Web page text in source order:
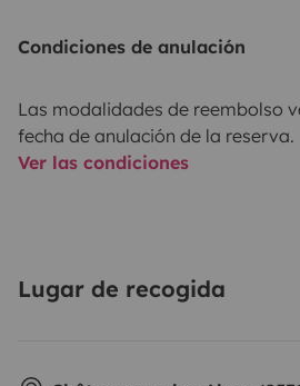
Condiciones de anulación
Las modalidades de reembolso
fecha de anulación de la reserva.
Ver las condiciones
Lugar de recogida